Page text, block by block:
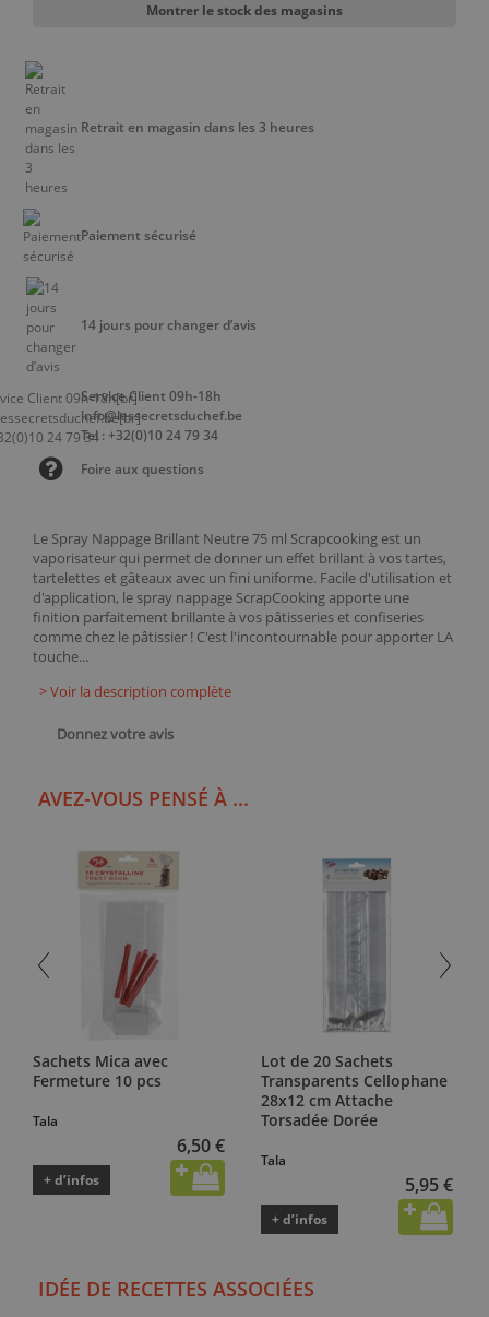
Le Spray Nappage Brillant Neutre 75 ml Scrapcooking est un
vaporisateur qui permet de donner un effet brillant à vos tartes,
tartelettes et gâteaux avec un fini uniforme. Facile d'utilisation et
d'application, le spray nappage ScrapCooking apporte une
finition parfaitement brillante à vos pâtisseries et confiseries
comme chez le pâtissier ! C'est l'incontournable pour apporter LA
touche...
> Voir la description complète
Donnez votre avis
Montrer le stock des magasins
Retrait en magasin dans les 3 heures
Paiement sécurisé
14 jours pour changer d’avis
Service Client 09h-18h
info@lessecretsduchef.be
Tel : +32(0)10 24 79 34
Foire aux questions
AVEZ-VOUS PENSÉ À ...
Sachets Mica avec
Fermeture 10 pcs
Tala
6,50 €
+ d’infos
Lot de 20 Sachets
Transparents Cellophane
28x12 cm Attache
Torsadée Dorée
Tala
5,95 €
+ d’infos
IDÉE DE RECETTES ASSOCIÉES